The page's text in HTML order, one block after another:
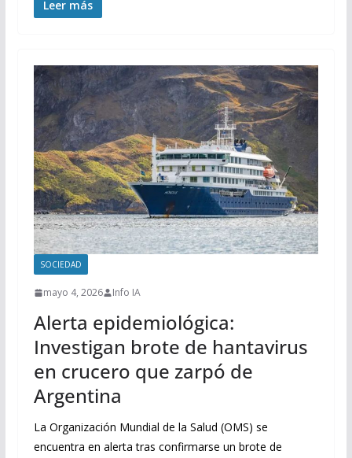
Leer más
SOCIEDAD
mayo 4, 2026 Info IA
Alerta epidemiológica:
Investigan brote de hantavirus
en crucero que zarpó de
Argentina
La Organización Mundial de la Salud (OMS) se
encuentra en alerta tras confirmarse un brote de